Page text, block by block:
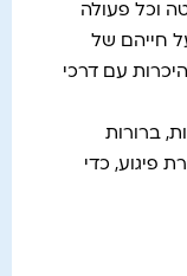
וכל פעולה
חייהם של
עם דרכי
ברורות
פיגוע, כדי